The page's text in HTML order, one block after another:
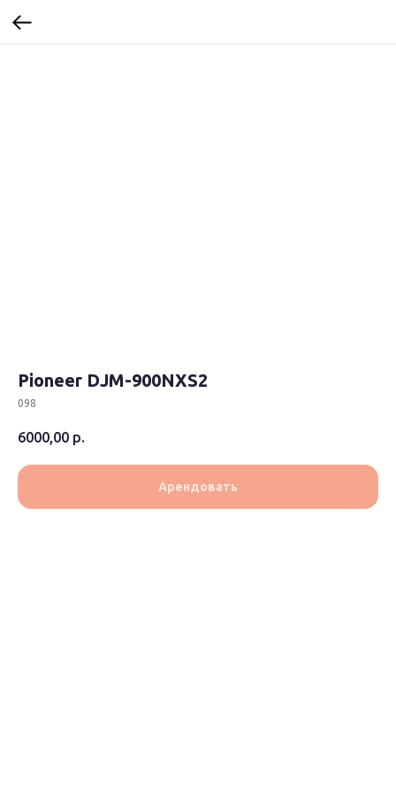
Pioneer DJM-900NXS2
098
6000,00 р.
Арендовать